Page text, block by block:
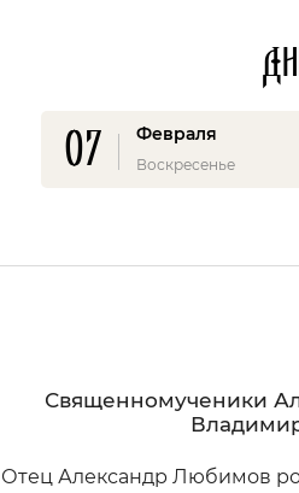
07 Февраля
Воскресенье
Священномученики
Отец Александр Любимов